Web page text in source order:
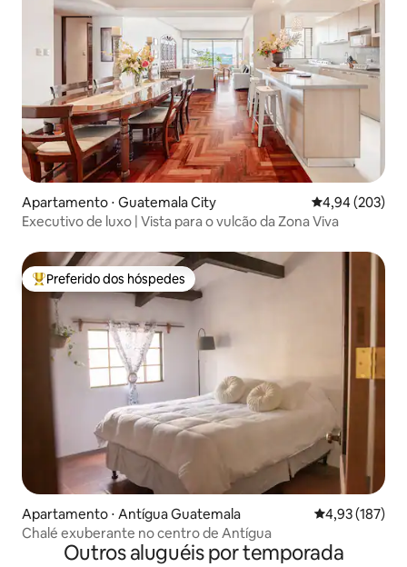
Apartamento ⋅ Guatemala City 4,94 de uma
4,94 (203)
Executivo de luxo | Vista para o vulcão da Zona Viva
Entre os melhores preferidos dos hóspedes
Preferido dos hóspedes
Apartamento ⋅ Antígua Guatemala 4,93 de uma
4,93 (187)
Chalé exuberante no centro de Antígua
Outros aluguéis por temporada